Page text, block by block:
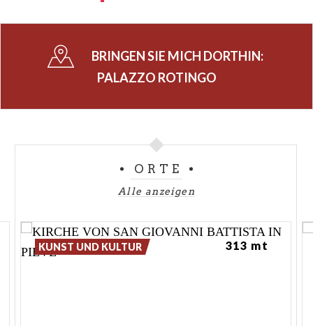
BRINGEN SIE MICH DORTHIN:
PALAZZO ROTINGO
ORTE
Alle anzeigen
KUNST UND KULTUR 313 mt